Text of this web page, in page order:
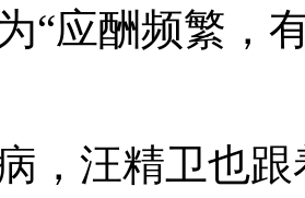
“应酬频繁，
，汪精卫也